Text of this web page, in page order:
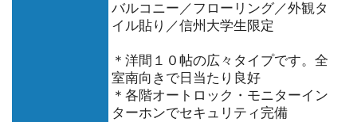
バルコニー／フローリング／外観タ
イル貼り／信州大学生限定
＊洋間１０帖の広々タイプです。全
室南向きで日当たり良好
＊各階オートロック・モニターイン
ターホンでセキュリティ完備